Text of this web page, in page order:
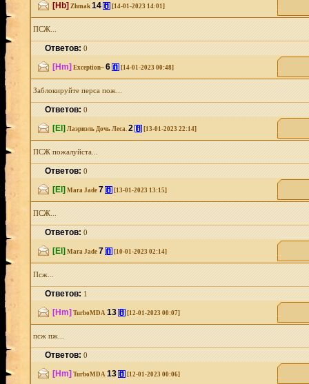
[Hb] Zhmak 14 [i] [14-01-2023 14:01]
ПСЖ...
Ответов:0
[Hm] Exception~ 6 [i] [14-01-2023 00:48]
Заблокируйте перса пож...
Ответов:0
[El] Лаэриэль Дочь Леса. 2 [i] [13-01-2023 22:14]
ПСЖ пожалуйста...
Ответов:0
[El] Mara Jade 7 [i] [13-01-2023 13:15]
ПСЖ...
Ответов:0
[El] Mara Jade 7 [i] [10-01-2023 02:14]
Псж...
Ответов:1
[Hm] TurboMDA 13 [i] [12-01-2023 00:07]
псж пж...
Ответов:0
[Hm] TurboMDA 13 [i] [12-01-2023 00:06]